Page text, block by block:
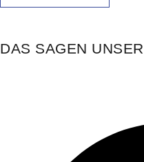
DAS SAGEN